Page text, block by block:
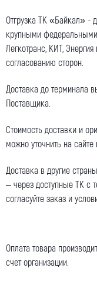
Отгрузка ТК «Байкал» -
крупными
Легкотранс, КИТ,
согласованию сторон.
Доставка до терминала
Поставщика.
Стоимость доставки и
можно уточнить на сайте
Доставка в другие
– через доступные ТК с
согласуйте заказ и
Оплата товара
счет организации.